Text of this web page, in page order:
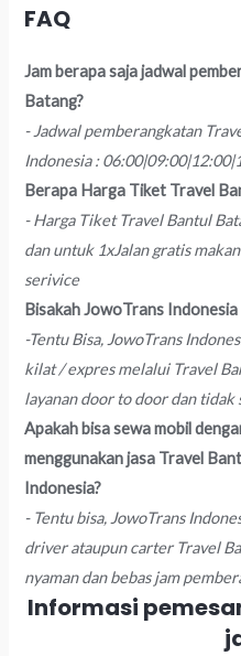
FAQ
Jam berapa saja jadwal
Batang?
- Jadwal pemberangkatan
Indonesia :
Berapa Harga Tiket Travel
- Harga Tiket Travel Bantul
dan untuk 1xJalan gratis
serivice
Bisakah JowoTrans
-Tentu Bisa, JowoTrans
kilat / expres melalui Travel
layanan door to door dan tidak
Apakah bisa sewa mobil
menggunakan jasa Travel
Indonesia?
- Tentu bisa, JowoTrans
driver ataupun carter Travel
nyaman dan bebas jam
Informasi